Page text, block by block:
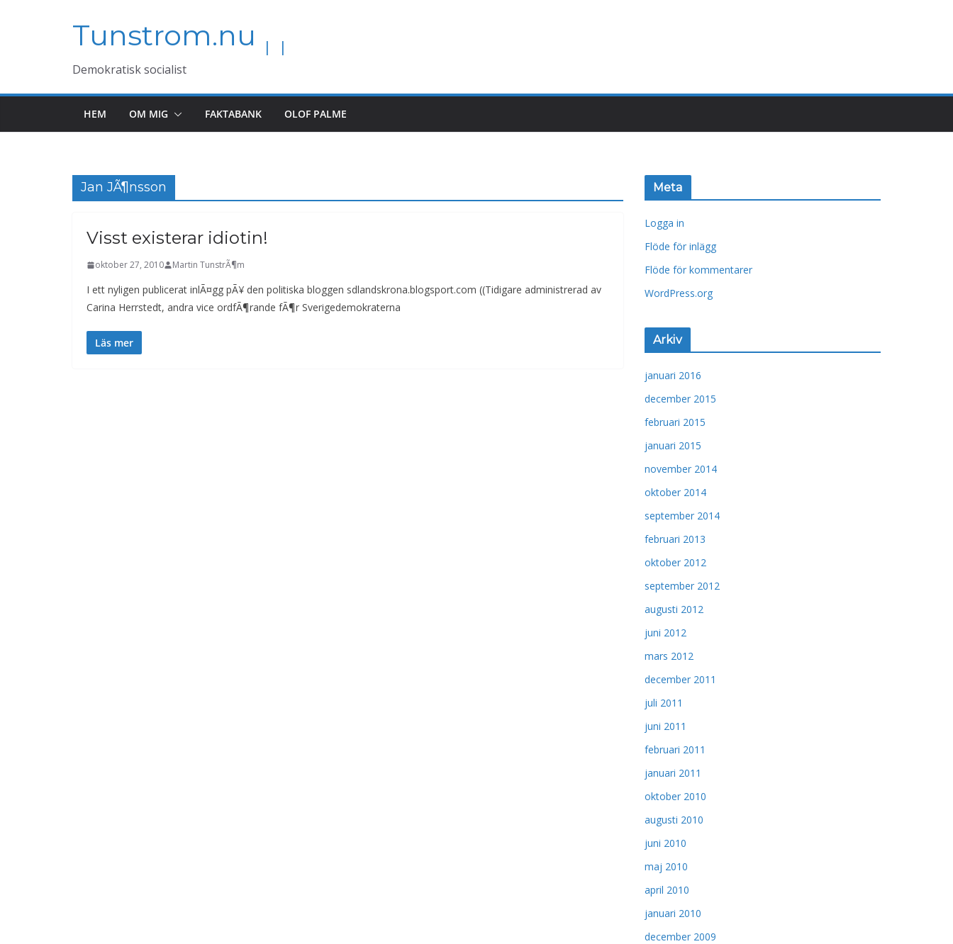
Tunstrom.nu
Demokratisk socialist
HEM OM MIG FAKTABANK OLOF PALME
Jan JÃ¶nsson
Visst existerar idiotin!
oktober 27, 2010 Martin TunstrÃ¶m
I ett nyligen publicerat inlÃ¤gg pÃ¥ den politiska bloggen sdlandskrona.blogsport.com ((Tidigare administrerad av
Carina Herrstedt, andra vice ordfÃ¶rande fÃ¶r Sverigedemokraterna
Läs mer
Meta
Logga in
Flöde för inlägg
Flöde för kommentarer
WordPress.org
Arkiv
januari 2016
december 2015
februari 2015
januari 2015
november 2014
oktober 2014
september 2014
februari 2013
oktober 2012
september 2012
augusti 2012
juni 2012
mars 2012
december 2011
juli 2011
juni 2011
februari 2011
januari 2011
oktober 2010
augusti 2010
juni 2010
maj 2010
april 2010
januari 2010
december 2009